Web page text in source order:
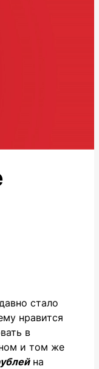
стало
нравится
в
и том же
на